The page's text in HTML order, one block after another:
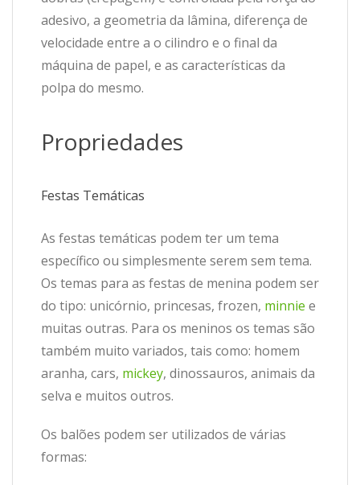
adesivo, a geometria da lâmina, diferença de
velocidade entre a o cilindro e o final da
máquina de papel, e as características da
polpa do mesmo.
Propriedades
Festas Temáticas
As festas temáticas podem ter um tema
específico ou simplesmente serem sem tema.
Os temas para as festas de menina podem ser
do tipo: unicórnio, princesas, frozen, minnie e
muitas outras. Para os meninos os temas são
também muito variados, tais como: homem
aranha, cars, mickey, dinossauros, animais da
selva e muitos outros.
Os balões podem ser utilizados de várias
formas: